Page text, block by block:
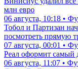
млн евро
06 августа, 10:18 •
Тобол и Партизан
посмотреть прямую
07 августа, 00:01 •
Реал оформит самый
06 августа, 11:07 •